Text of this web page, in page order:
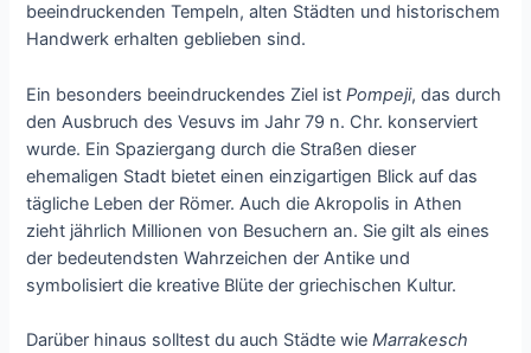
beeindruckenden Tempeln, alten Städten und historischem
Handwerk erhalten geblieben sind.
Ein besonders beeindruckendes Ziel istPompeji, das durch
den Ausbruch des Vesuvs im Jahr 79 n. Chr. konserviert
wurde. Ein Spaziergang durch die Straßen dieser
ehemaligen Stadt bietet einen einzigartigen Blick auf das
tägliche Leben der Römer. Auch die Akropolis in Athen
zieht jährlich Millionen von Besuchern an. Sie gilt als eines
der bedeutendsten Wahrzeichen der Antike und
symbolisiert die kreative Blüte der griechischen Kultur.
Darüber hinaus solltest du auch Städte wieMarrakesch